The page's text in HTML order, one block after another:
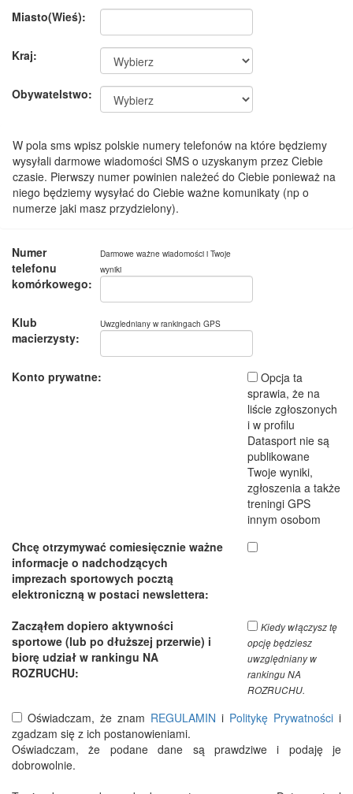
Miasto(Wieś):
Kraj:
Obywatelstwo:
W pola sms wpisz polskie numery telefonów na które będziemy
wysyłali darmowe wiadomości SMS o uzyskanym przez Ciebie
czasie. Pierwszy numer powinien należeć do Ciebie ponieważ na
niego będziemy wysyłać do Ciebie ważne komunikaty (np o
numerze jaki masz przydzielony).
Numer
telefonu
komórkowego:
Darmowe ważne wiadomości i Twoje
wyniki
Klub
macierzysty:
Uwzgledniany w rankingach GPS
Konto prywatne:
Opcja ta
sprawia, że na
liście zgłoszonych
i w profilu
Datasport nie są
publikowane
Twoje wyniki,
zgłoszenia a także
treningi GPS
innym osobom
Chcę otrzymywać comiesięcznie ważne
informacje o nadchodzących
imprezach sportowych pocztą
elektroniczną w postaci newslettera:
Zacząłem dopiero aktywności
sportowe (lub po dłuższej przerwie) i
biorę udział w rankingu NA
ROZRUCHU:
Kiedy włączysz tę
opcję będziesz
uwzględniany w
rankingu NA
ROZRUCHU.
Oświadczam, że znam REGULAMIN i Politykę Prywatności i
zgadzam się z ich postanowieniami.
Oświadczam, że podane dane są prawdziwe i podaję je
dobrowolnie.